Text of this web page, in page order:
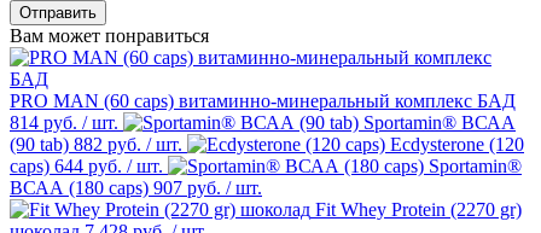
Отправить
Вам может понравиться
PRO MAN (60 caps) витаминно-минеральный комплекс БАД
814 руб. / шт.
Sportamin® ВСАА
(90 tab) 882 руб. / шт.
Ecdysterone (120
caps) 644 руб. / шт.
Sportamin®
ВСАА (180 caps) 907 руб. / шт.
Fit Whey Protein (2270 gr)